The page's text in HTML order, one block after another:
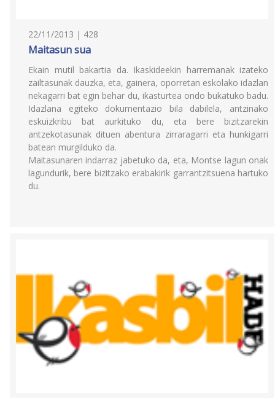
22/11/2013 | 428
Maitasun sua
Ekain mutil bakartia da. Ikaskideekin harremanak izateko
zailtasunak dauzka, eta, gainera, oporretan eskolako idazlan
nekagarri bat egin behar du, ikasturtea ondo bukatuko badu.
Idazlana egiteko dokumentazio bila dabilela, antzinako
eskuizkribu bat aurkituko du, eta bere bizitzarekin
antzekotasunak dituen abentura zirraragarri eta hunkigarri
batean murgilduko da.
Maitasunaren indarraz jabetuko da, eta, Montse lagun onak
lagundurik, bere bizitzako erabakirik garrantzitsuena hartuko
du.